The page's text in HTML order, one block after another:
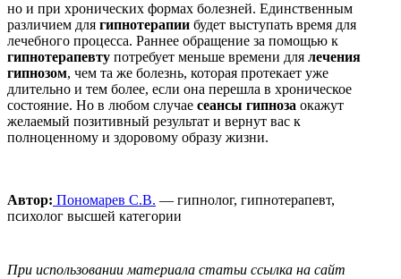
но и при хронических формах болезней. Единственным
различием для гипнотерапии будет выступать время для
лечебного процесса. Раннее обращение за помощью к
гипнотерапевту потребует меньше времени для лечения
гипнозом, чем та же болезнь, которая протекает уже
длительно и тем более, если она перешла в хроническое
состояние. Но в любом случае сеансы гипноза окажут
желаемый позитивный результат и вернут вас к
полноценному и здоровому образу жизни.
Автор: Пономарев С.В. — гипнолог, гипнотерапевт,
психолог высшей категории
При использовании материала статьи ссылка на сайт